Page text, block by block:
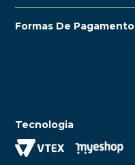
Formas De Pagamento
Tecnologia